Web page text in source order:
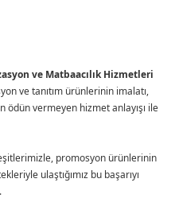
ve Matbaacılık Hizmetleri
ve tanıtım ürünlerinin imalatı,
ödün vermeyen hizmet anlayışı ile
promosyon ürünlerinin
ulaştığımız bu başarıyı